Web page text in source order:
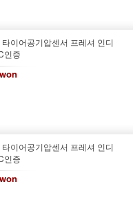
이어공기압센서 프레셔 인디
인증
이어공기압센서 프레셔 인디
인증